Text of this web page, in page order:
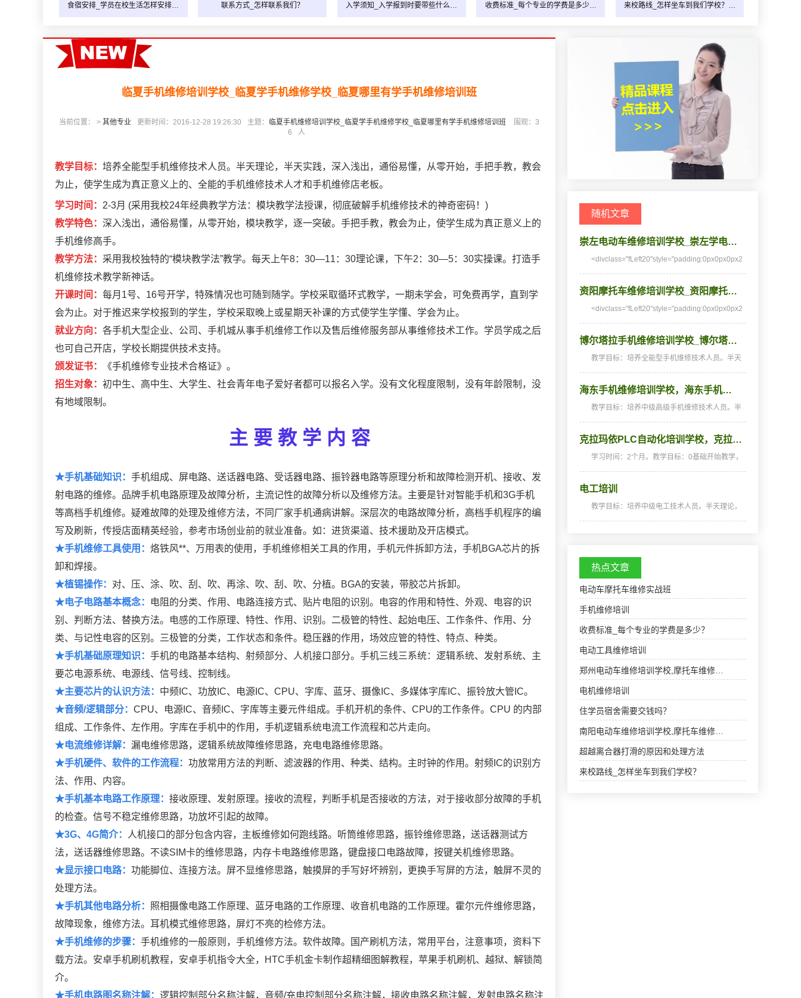
食宿安排_学员在校生活怎样安排… 联系方式_怎样联系我们？ 入学须知_入学报到时要带些什么… 收费标准_每个专业的学费是多少… 来校路线_怎样坐车到我们学校？…
临夏手机维修培训学校_临夏学手机维修学校_临夏哪里有学手机维修培训班
当前位置： > 其他专业 更新时间：2016-12-28 19:26:30 主题： 临夏手机维修培训学校_临夏学手机维修学校_临夏哪里有学手机维修培训班 围观： 3
6
人
教学目标： 培养全能型手机维修技术人员。半天理论，半天实践，深入浅出，通俗易懂，从零开始，手把手教，教会
为止，使学生成为真正意义上的、全能的手机维修技术人才和手机维修店老板。
学习时间： 2-3月 (采用我校24年经典教学方法：模块教学法授课，彻底破解手机维修技术的神奇密码！)
教学特色： 深入浅出，通俗易懂，从零开始，模块教学，逐一突破。手把手教，教会为止，使学生成为真正意义上的
手机维修高手。
教学方法： 采用我校独特的“模块教学法”教学。每天上午8：30—11：30理论课，下午2：30—5：30实操课。打造手
机维修技术教学新神话。
开课时间： 每月1号、16号开学，特殊情况也可随到随学。学校采取循环式教学，一期未学会，可免费再学，直到学
会为止。对于推迟来学校报到的学生，学校采取晚上或星期天补课的方式使学生学懂、学会为止。
就业方向： 各手机大型企业、公司、手机城从事手机维修工作以及售后维修服务部从事维修技术工作。学员学成之后
也可自己开店，学校长期提供技术支持。
颁发证书：
《手机维修专业技术合格证》。
招生对象： 初中生、高中生、大学生、社会青年电子爱好者都可以报名入学。没有文化程度限制，没有年龄限制，没
有地域限制。
主 要 教 学 内 容
★手机基础知识： 手机组成、屏电路、送话器电路、受话器电路、振铃器电路等原理分析和故障检测开机、接收、发
射电路的维修。品牌手机电路原理及故障分析，主流记性的故障分析以及维修方法。主要是针对智能手机和3G手机
等高档手机维修。疑难故障的处理及维修方法，不同厂家手机通病讲解。深层次的电路故障分析，高档手机程序的编
写及刷新，传授店面精英经验，参考市场创业前的就业准备。如：进货渠道、技术援助及开店模式。
★手机维修工具使用： 烙铁风**、万用表的使用，手机维修相关工具的作用，手机元件拆卸方法，手机BGA芯片的拆
卸和焊接。
★植锡操作： 对、压、涂、吹、刮、吹、再涂、吹、刮、吹、分植。BGA的安装，带胶芯片拆卸。
★电子电路基本概念：
电阻的分类、作用、电路连接方式、贴片电阻的识别。电容的作用和特性、外观、电容的识
别、判断方法、替换方法。电感的工作原理、特性、作用、识别。二极管的特性、起始电压、工作条件、作用、分
类、与记性电容的区别。三极管的分类，工作状态和条件。稳压器的作用，场效应管的特性、特点、种类。
★手机基础原理知识： 手机的电路基本结构、射频部分、人机接口部分。手机三线三系统：逻辑系统、发射系统、主
要芯电源系统、电源线、信号线、控制线。
★主要芯片的认识方法： 中频IC、功放IC、电源IC、CPU、字库、蓝牙、摄像IC、多媒体字库IC、振铃放大管IC。
★音频/逻辑部分： CPU、电源IC、音频IC、字库等主要元件组成。手机开机的条件、CPU的工作条件。CPU 的内部
组成、工作条件、左作用。字库在手机中的作用，手机逻辑系统电流工作流程和芯片走向。
★电流维修详解： 漏电维修思路，逻辑系统故障维修思路，充电电路维修思路。
★手机硬件、软件的工作流程： 功放常用方法的判断、滤波器的作用、种类、结构。主时钟的作用。射频IC的识别方
法、作用、内容。
★手机基本电路工作原理： 接收原理、发射原理。接收的流程，判断手机是否接收的方法，对于接收部分故障的手机
的检查。信号不稳定维修思路，功放坏引起的故障。
★3G、4G简介：
人机接口的部分包含内容，主板维修如何跑线路。听筒维修思路，振铃维修思路，送话器测试方
法，送话器维修思路。不读SIM卡的维修思路，内存卡电路维修思路，键盘接口电路故障，按键关机维修思路。
★显示接口电路： 功能脚位、连接方法。屏不显维修思路，触摸屏的手写好坏辨别，更换手写屏的方法，触屏不灵的
处理方法。
★手机其他电路分析： 照相摄像电路工作原理、蓝牙电路的工作原理、收音机电路的工作原理。霍尔元件维修思路，
故障现象，维修方法。耳机模式维修思路，屏灯不亮的检修方法。
★手机维修的步骤： 手机维修的一般原则，手机维修方法。软件故障。国产刷机方法，常用平台，注意事项，资料下
载方法。安卓手机刷机教程，安卓手机指令大全，HTC手机金卡制作超精细图解教程，苹果手机刷机、越狱、解锁简
介。
★手机电路图名称注解： 逻辑控制部分名称注解，音频/充电控制部分名称注解，接收电路名称注解，发射电路名称注
随机文章
崇左电动车维修培训学校_崇左学电…
<divclass="fLeft20"style="padding:0px0px0px2
资阳摩托车维修培训学校_资阳摩托…
<divclass="fLeft20"style="padding:0px0px0px2
博尔塔拉手机维修培训学校_博尔塔…
教学目标：培养全能型手机维修技术人员。半天
上的、全能的手机维修技术人才和手机维修店老
海东手机维修培训学校，海东手机…
教学目标：培养中级高级手机维修技术人员。半
义上的手机维修高手。学习时间：2个月(采用我
克拉玛依PLC自动化培训学校，克拉…
学习时间：2个月。教学目标：0基础开始教学，
会为止。教学特色：无时间限制，循环开班，不
电工培训
教学目标：培养中级电工技术人员。半天理论，
热点文章
电动车摩托车维修实战班
手机维修培训
收费标准_每个专业的学费是多少？
电动工具维修培训
郑州电动车维修培训学校,摩托车维修…
电机维修培训
住学员宿舍需要交钱吗？
南阳电动车维修培训学校,摩托车维修…
超越离合器打滑的原因和处理方法
来校路线_怎样坐车到我们学校？